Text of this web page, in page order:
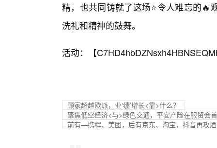
精，也共同铸就了这场⭐令人难忘的
洗礼和精神的鼓舞。
活动：【
顾家超越欧派，业‘绩’增长<靠>什么？
聚焦低空经济<与>绿色交通，平安产险在服贸会
前有—携程、美团，后有京东、淘宝，抖音再攻